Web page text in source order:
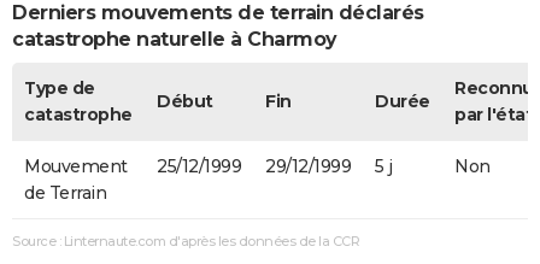
Derniers mouvements de terrain déclarés
catastrophe naturelle à Charmoy
Type de
catastrophe
Début Fin Durée
par l'état
Mouvement
de Terrain
25/12/1999 29/12/1999 5 j Non
Source : Linternaute.com d'après les données de la CCR